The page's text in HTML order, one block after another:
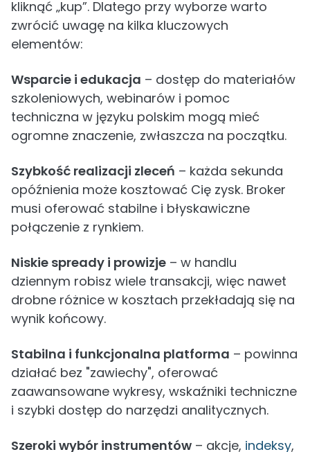
kliknąć „kup”. Dlatego przy wyborze warto
zwrócić uwagę na kilka kluczowych
elementów:
Wsparcie i edukacja – dostęp do materiałów
szkoleniowych, webinarów i pomoc
techniczna w języku polskim mogą mieć
ogromne znaczenie, zwłaszcza na początku.
Szybkość realizacji zleceń – każda sekunda
opóźnienia może kosztować Cię zysk. Broker
musi oferować stabilne i błyskawiczne
połączenie z rynkiem.
Niskie spready i prowizje – w handlu
dziennym robisz wiele transakcji, więc nawet
drobne różnice w kosztach przekładają się na
wynik końcowy.
Stabilna i funkcjonalna platforma – powinna
działać bez "zawiechy", oferować
zaawansowane wykresy, wskaźniki techniczne
i szybki dostęp do narzędzi analitycznych.
Szeroki wybór instrumentów – akcje, indeksy,